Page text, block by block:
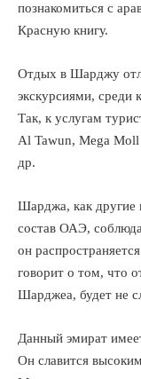
познакомиться с
Красную книгу.
Отдых в Шарджу
экскурсиями, среди
Так, к услугам
Al Tawun, Mega Moll
др.
Шарджа, как другие
состав ОАЭ,
он
говорит о том, что
Шарджеа, будет не
Данный эмират
Он славится